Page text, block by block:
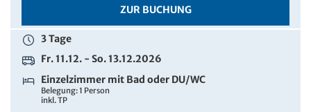
ZUR BUCHUNG
3 Tage
Fr. 11.12. - So. 13.12.2026
Einzelzimmer mit Bad oder DU/WC
Belegung: 1 Person
inkl. TP